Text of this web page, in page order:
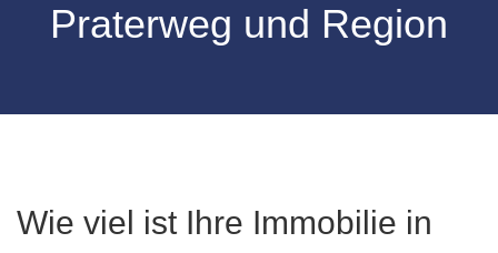
Praterweg und Region
Wie viel ist Ihre Immobilie in